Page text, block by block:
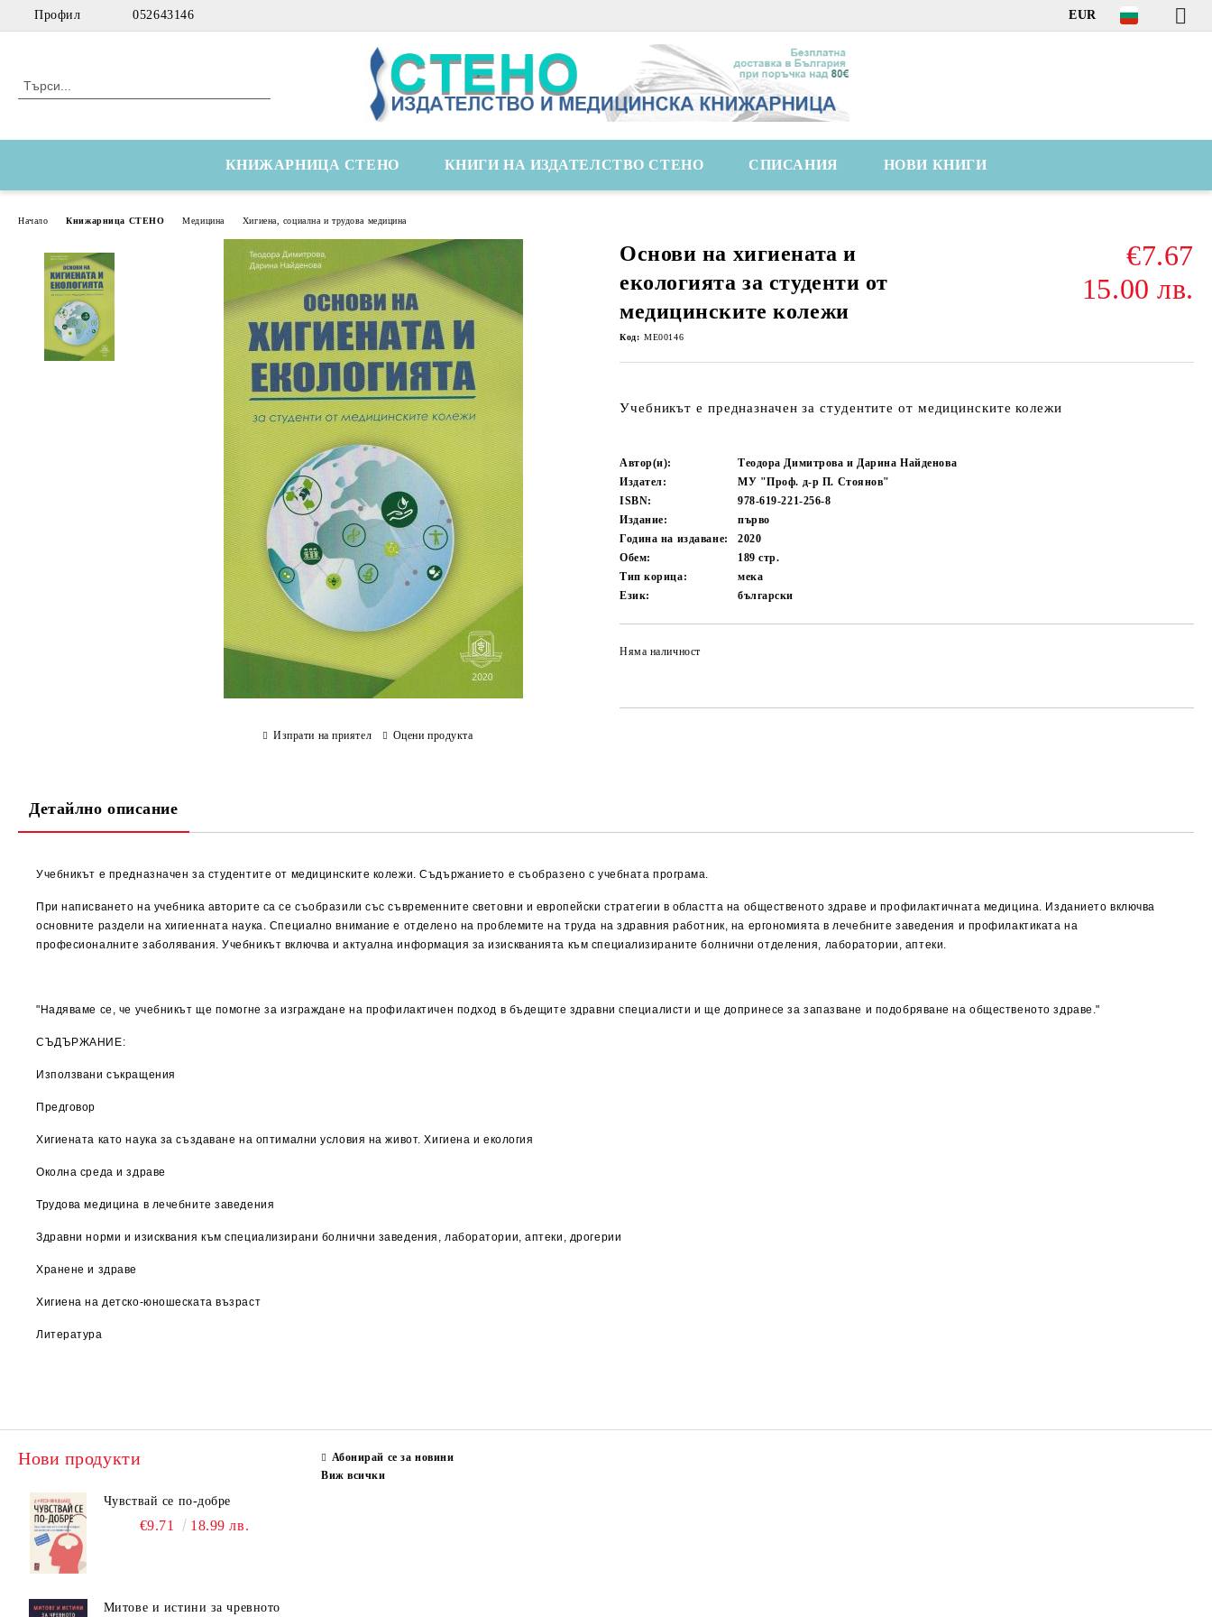
Профил 052643146 EUR
КНИЖАРНИЦА СТЕНО КНИГИ НА ИЗДАТЕЛСТВО СТЕНО СПИСАНИЯ НОВИ КНИГИ
Начало Книжарница СТЕНО Медицина Хигиена, социална и трудова медицина
Основи на хигиената и
екологията за студенти от
медицинските колежи
€7.67
15.00 лв.
Код: ME00146
Учебникът е предназначен за студентите от медицинските колежи
Автор(и):
Теодора Димитрова и Дарина Найденова
Издател:
МУ "Проф. д-р П. Стоянов"
ISBN:
978-619-221-256-8
Издание:
първо
Година на издаване:
2020
Обем:
189стр.
Тип корица:
мека
Език:
български
Няма наличност
Изпрати на приятел Оцени продукта
Детайлно описание
Учебникът е предназначен за студентите от медицинските колежи. Съдържанието е съобразено с учебната програма.
При написването на учебника авторите са се съобразили със съвременните световни и европейски стратегии в областта на общественото здраве и профилактичната медицина. Изданието включва
основните раздели на хигиенната наука. Специално внимание е отделено на проблемите на труда на здравния работник, на ергономията в лечебните заведения и профилактиката на
професионалните заболявания. Учебникът включва и актуална информация за изискванията към специализираните болнични отделения, лаборатории, аптеки.
"Надяваме се, че учебникът ще помогне за изграждане на профилактичен подход в бъдещите здравни специалисти и ще допринесе за запазване и подобряване на общественото здраве."
СЪДЪРЖАНИЕ:
Използвани съкращения
Предговор
Хигиената като наука за създаване на оптимални условия на живот. Хигиена и екология
Околна среда и здраве
Трудова медицина в лечебните заведения
Здравни норми и изисквания към специализирани болнични заведения, лаборатории, аптеки, дрогерии
Хранене и здраве
Хигиена на детско-юношеската възраст
Литература
Нови продукти
Чувствай се по-добре
€9.71 18.99 лв.
Митове и истини за чревното
Абонирай се за новини
Виж всички